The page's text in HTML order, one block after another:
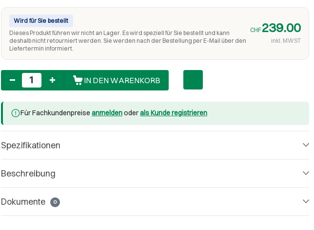
Wird für Sie bestellt
Dieses Produkt führen wir nicht an Lager. Es wird speziell für Sie bestellt und kann
deshalb nicht retourniert werden. Sie werden nach der Bestellung per E-Mail über den
Liefertermin informiert.
CHF239.00
inkl. MWST
Anzahl
IN DEN WARENKORB
Für Fachkundenpreise anmeldenoderals Kunde registrieren
Spezifikationen
Beschreibung
Dokumente 0